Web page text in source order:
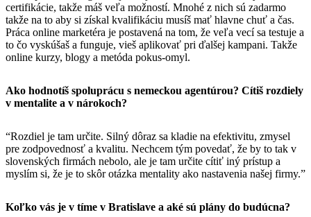
certifikácie, takže máš veľa možností. Mnohé z nich sú zadarmo
takže na to aby si získal kvalifikáciu musíš mať hlavne chuť a čas.
Práca online marketéra je postavená na tom, že veľa vecí sa testuje a
to čo vyskúšaš a funguje, vieš aplikovať pri ďalšej kampani. Takže
online kurzy, blogy a metóda pokus-omyl.
Ako hodnotíš spoluprácu s nemeckou agentúrou? Cítiš rozdiely
v mentalite a v nárokoch?
“Rozdiel je tam určite. Silný dôraz sa kladie na efektivitu, zmysel
pre zodpovednosť a kvalitu. Nechcem tým povedať, že by to tak v
slovenských firmách nebolo, ale je tam určite cítiť iný prístup a
myslím si, že je to skôr otázka mentality ako nastavenia našej firmy.”
Koľko vás je v tíme v Bratislave a aké sú plány do budúcna?